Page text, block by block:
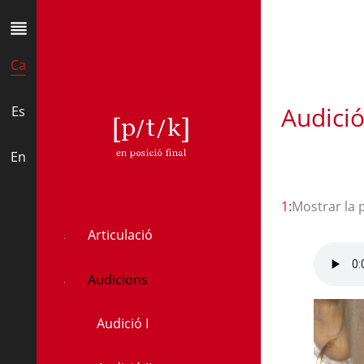
Ca
Es
En p
Articulació
Audicions
Audició I
1:Mostrar la